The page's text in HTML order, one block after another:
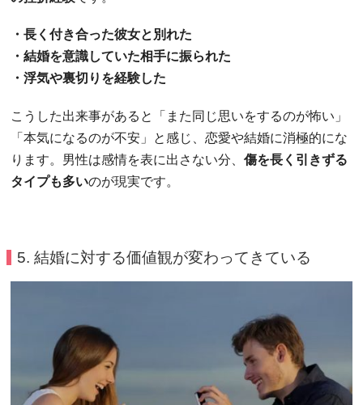
・長く付き合った彼女と別れた
・結婚を意識していた相手に振られた
・浮気や裏切りを経験した
こうした出来事があると「また同じ思いをするのが怖い」
「本気になるのが不安」と感じ、恋愛や結婚に消極的にな
ります。男性は感情を表に出さない分、 傷を長く引きずる
タイプも多いのが現実です。
5. 結婚に対する価値観が変わってきている